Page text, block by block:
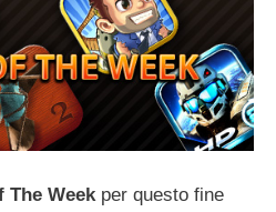
The Weekper questo fine